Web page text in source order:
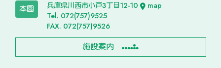
本園 兵庫県川西市小戸3丁目12-10
map
Tel. 072(757)9525
FAX. 072(757)9526
施設案内